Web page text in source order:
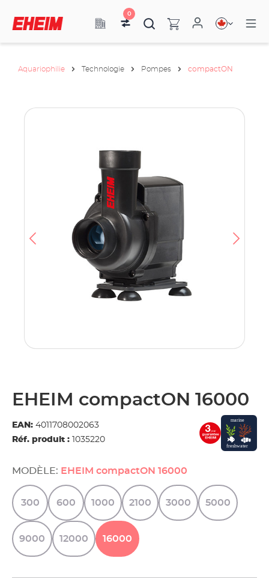
0
Aquariophilie Technologie Pompes compactON
EHEIM compactON 16000
EAN: 4011708002063
Réf. produit :
1035220
MODÈLE: EHEIM compactON 16000
300 600 1000 2100 3000 5000
9000 12000 16000